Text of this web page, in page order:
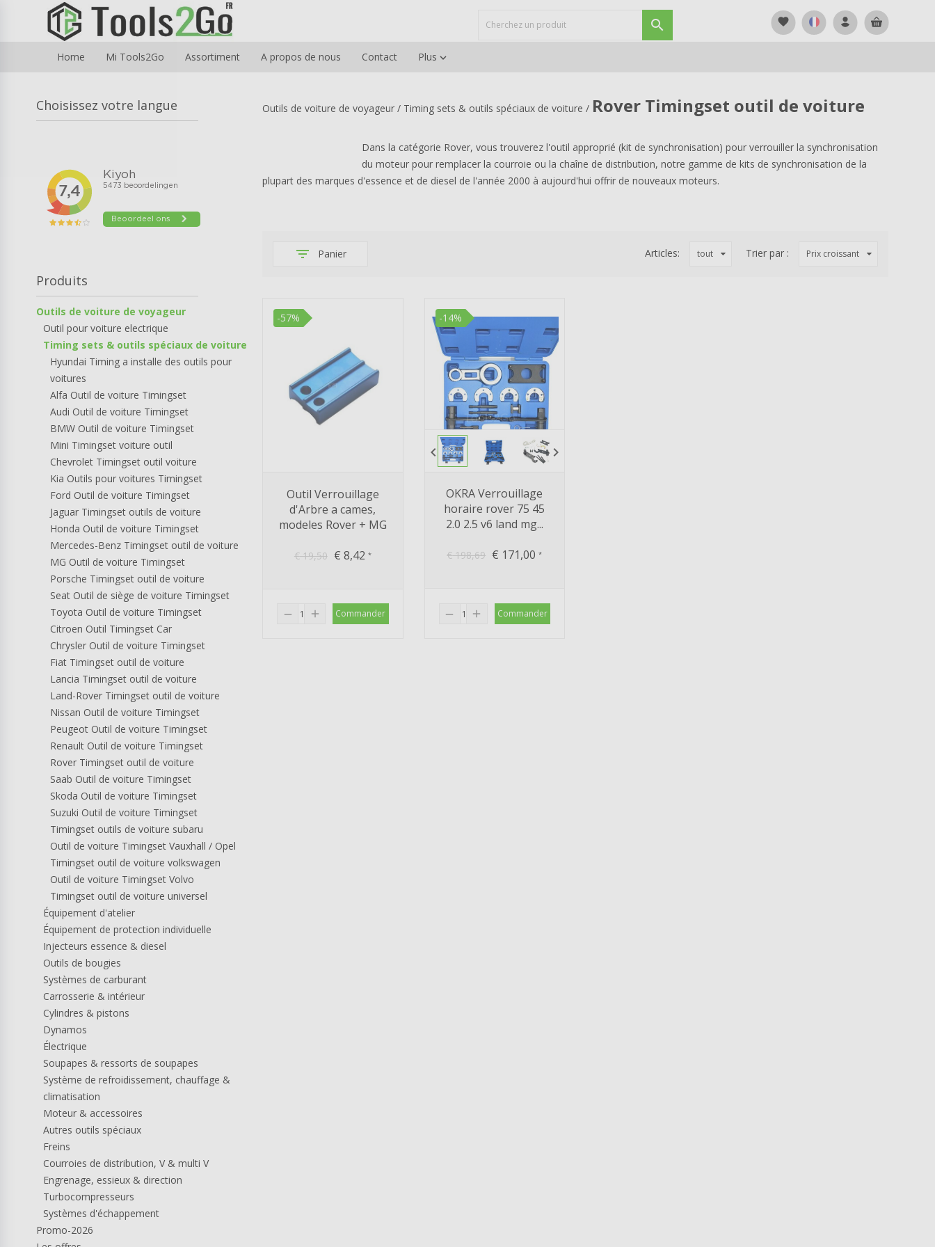
favorite

Home Mi Tools2Go Assortiment A propos de nous Contact Plus 
Choisissez votre langue
Produits
Outils de voiture de voyageur
Outil pour voiture electrique
Timing sets & outils spéciaux de voiture
Hyundai Timing a installe des outils pour
voitures
Alfa Outil de voiture Timingset
Audi Outil de voiture Timingset
BMW Outil de voiture Timingset
Mini Timingset voiture outil
Chevrolet Timingset outil voiture
Kia Outils pour voitures Timingset
Ford Outil de voiture Timingset
Jaguar Timingset outils de voiture
Honda Outil de voiture Timingset
Mercedes-Benz Timingset outil de voiture
MG Outil de voiture Timingset
Porsche Timingset outil de voiture
Seat Outil de siège de voiture Timingset
Toyota Outil de voiture Timingset
Citroen Outil Timingset Car
Chrysler Outil de voiture Timingset
Fiat Timingset outil de voiture
Lancia Timingset outil de voiture
Land-Rover Timingset outil de voiture
Nissan Outil de voiture Timingset
Peugeot Outil de voiture Timingset
Renault Outil de voiture Timingset
Rover Timingset outil de voiture
Saab Outil de voiture Timingset
Skoda Outil de voiture Timingset
Suzuki Outil de voiture Timingset
Timingset outils de voiture subaru
Outil de voiture Timingset Vauxhall / Opel
Timingset outil de voiture volkswagen
Outil de voiture Timingset Volvo
Timingset outil de voiture universel
Équipement d'atelier
Équipement de protection individuelle
Injecteurs essence & diesel
Outils de bougies
Systèmes de carburant
Carrosserie & intérieur
Cylindres & pistons
Dynamos
Électrique
Soupapes & ressorts de soupapes
Système de refroidissement, chauffage &
climatisation
Moteur & accessoires
Autres outils spéciaux
Freins
Courroies de distribution, V & multi V
Engrenage, essieux & direction
Turbocompresseurs
Systèmes d'échappement
Promo-2026
Outils de voiture de voyageur / Timing sets & outils spéciaux de voiture / Rover Timingset outil de voiture
Dans la catégorie Rover, vous trouverez l'outil approprié (kit de synchronisation) pour verrouiller la synchronisation
du moteur pour remplacer la courroie ou la chaîne de distribution, notre gamme de kits de synchronisation de la
plupart des marques d'essence et de diesel de l'année 2000 à aujourd'hui offrir de nouveaux moteurs.
filter_list Panier Trier par : Prix croissant
Articles: tout
-57%
Outil Verrouillage
d'Arbre a cames,
modeles Rover + MG
€19,50 € 8,42 *
remove add Commander
-14%
chevron_left chevron_right
OKRA Verrouillage
horaire rover 75 45
2.0 2.5 v6 land mg...
€198,69 € 171,00*
remove add Commander